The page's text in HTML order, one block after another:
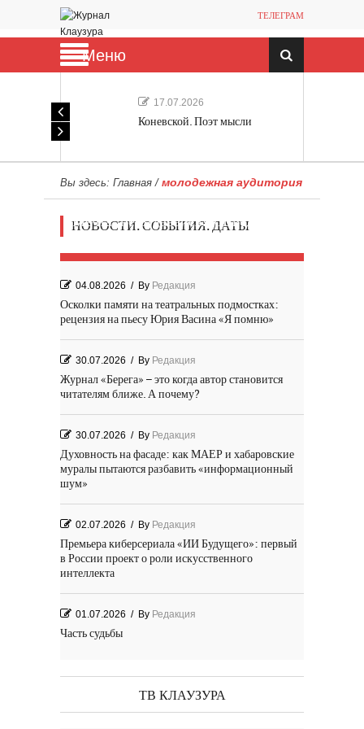
ТЕЛЕГРАМ
Меню
17.07.2026
Коневской. Поэт мысли
Вы здесь: Главная / молодежная аудитория
НОВОСТИ. СОБЫТИЯ. ДАТЫ
Мечта, не отдавайся! «Шведская
04.08.2026 / By Редакция
Осколки памяти на театральных подмостках:
рецензия на пьесу Юрия Васина «Я помню»
30.07.2026 / By Редакция
Журнал «Берега» – это когда автор становится
читателям ближе. А почему?
30.07.2026 / By Редакция
Духовность на фасаде: как МАЕР и хабаровские
муралы пытаются разбавить «информационный
шум»
02.07.2026 / By Редакция
Премьера киберсериала «ИИ Будущего»: первый
в России проект о роли искусственного
интеллекта
01.07.2026 / By Редакция
Часть судьбы
29.06.2026 / ByРедакция
День Победы! Посёлок Гидростроитель. 2026 год
ТВ КЛАУЗУРА